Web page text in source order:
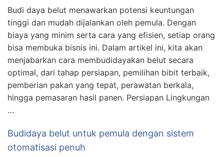
Budi daya belut menawarkan potensi keuntungan
tinggi dan mudah dijalankan oleh pemula. Dengan
biaya yang minim serta cara yang efisien, setiap orang
bisa membuka bisnis ini. Dalam artikel ini, kita akan
menjabarkan cara membudidayakan belut secara
optimal, dari tahap persiapan, pemilihan bibit terbaik,
pemberian pakan yang tepat, perawatan berkala,
hingga pemasaran hasil panen. Persiapan Lingkungan
…
Budidaya belut untuk pemula dengan sistem
otomatisasi penuh